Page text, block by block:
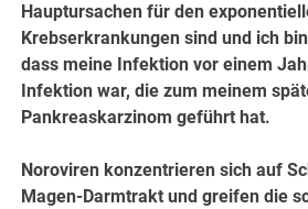
Hauptursachen für den
Krebserkrankungen sind und ich
dass meine Infektion vor einem
Infektion war, die zum meinem
Pankreaskarzinom geführt hat.
Noroviren konzentrieren sich auf
Magen-Darmtrakt und greifen die